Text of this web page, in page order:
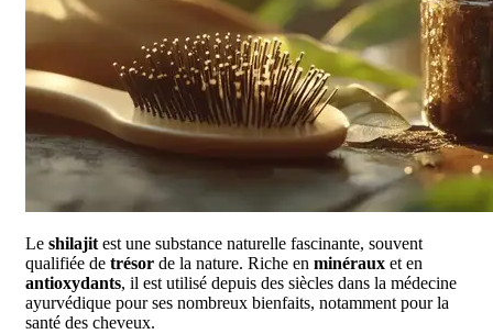
Le shilajit est une substance naturelle fascinante, souvent
qualifiée de trésor de la nature. Riche en minéraux et en
antioxydants, il est utilisé depuis des siècles dans la médecine
ayurvédique pour ses nombreux bienfaits, notamment pour la
santé des cheveux.